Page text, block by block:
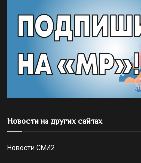
Новости на других сайтах
Новости СМИ2